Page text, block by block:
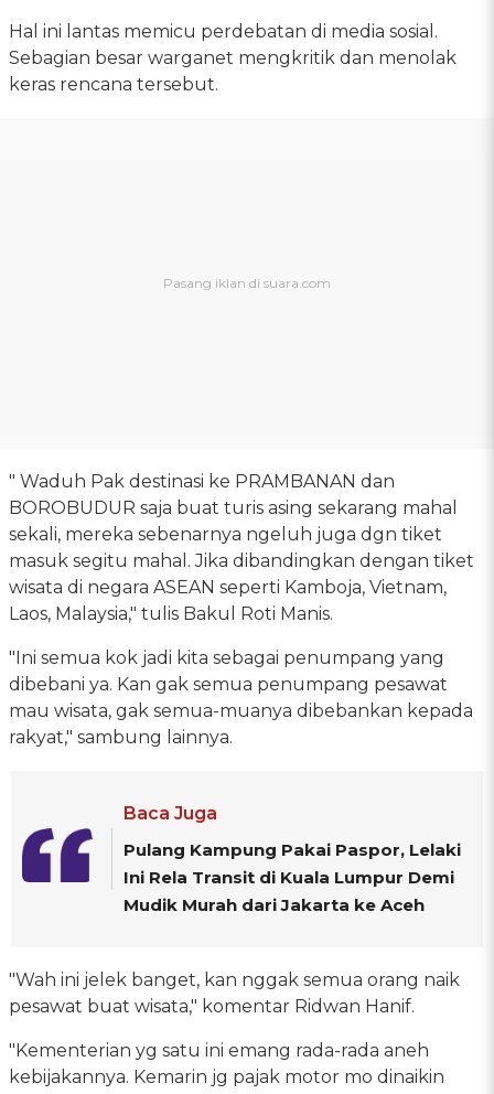
Hal ini lantas memicu perdebatan di media sosial.
Sebagian besar warganet mengkritik dan menolak
keras rencana tersebut.
" Waduh Pak destinasi ke PRAMBANAN dan
BOROBUDUR saja buat turis asing sekarang mahal
sekali, mereka sebenarnya ngeluh juga dgn tiket
masuk segitu mahal. Jika dibandingkan dengan tiket
wisata di negara ASEAN seperti Kamboja, Vietnam,
Laos, Malaysia," tulis Bakul Roti Manis.
"Ini semua kok jadi kita sebagai penumpang yang
dibebani ya. Kan gak semua penumpang pesawat
mau wisata, gak semua-muanya dibebankan kepada
rakyat," sambung lainnya.
Baca Juga
Pulang Kampung Pakai Paspor, Lelaki
Ini Rela Transit di Kuala Lumpur Demi
Mudik Murah dari Jakarta ke Aceh
"Wah ini jelek banget, kan nggak semua orang naik
pesawat buat wisata," komentar Ridwan Hanif.
"Kementerian yg satu ini emang rada-rada aneh
kebijakannya. Kemarin jg pajak motor mo dinaikin